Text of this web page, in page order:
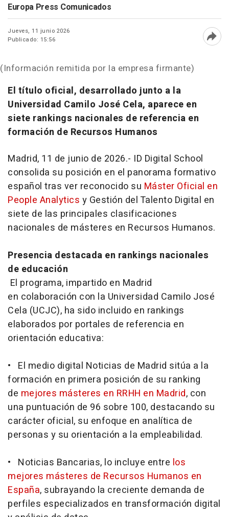
Europa Press Comunicados
Jueves, 11 junio 2026
Publicado: 15:56
(Información remitida por la empresa firmante)
El título oficial, desarrollado junto a la
Universidad Camilo José Cela, aparece en
siete rankings nacionales de referencia en
formación de Recursos Humanos
Madrid, 11 de junio de 2026.- ID Digital School
consolida su posición en el panorama formativo
español tras ver reconocido su Máster Oficial en
People Analytics y Gestión del Talento Digital en
siete de las principales clasificaciones
nacionales de másteres en Recursos Humanos.
Presencia destacada en rankings nacionales
de educación
El programa, impartido en Madrid
en colaboración con la Universidad Camilo José
Cela (UCJC), ha sido incluido en rankings
elaborados por portales de referencia en
orientación educativa:
• El medio digital Noticias de Madrid sitúa a la
formación en primera posición de su ranking
de mejores másteres en RRHH en Madrid, con
una puntuación de 96 sobre 100, destacando su
carácter oficial, su enfoque en analítica de
personas y su orientación a la empleabilidad.
• Noticias Bancarias, lo incluye entre los
mejores másteres de Recursos Humanos en
España, subrayando la creciente demanda de
perfiles especializados en transformación digital